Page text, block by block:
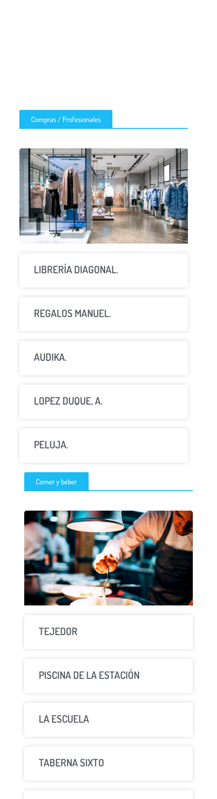
Compras / Profesionales
LIBRERÍA DIAGONAL.
REGALOS MANUEL.
AUDIKA.
LOPEZ DUQUE, A.
PELUJA.
Comer y beber
TEJEDOR
PISCINA DE LA ESTACIÓN
LA ESCUELA
TABERNA SIXTO